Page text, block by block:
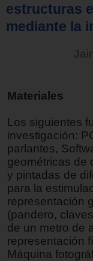
estructuras
mediante la
Materiales
Los siguientes
investigación:
parlantes,
geométricas de
y pintadas de
para la
representación
(pandero,
de un metro de
representación
Máquina